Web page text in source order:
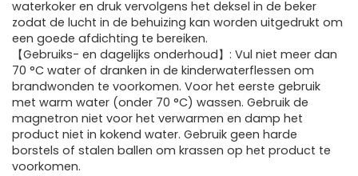
waterkoker en druk vervolgens het deksel in de beker
zodat de lucht in de behuizing kan worden uitgedrukt om
een goede afdichting te bereiken.
【Gebruiks- en dagelijks onderhoud】: Vul niet meer dan
70 °C water of dranken in de kinderwaterflessen om
brandwonden te voorkomen. Voor het eerste gebruik
met warm water (onder 70 °C) wassen. Gebruik de
magnetron niet voor het verwarmen en damp het
product niet in kokend water. Gebruik geen harde
borstels of stalen ballen om krassen op het product te
voorkomen.